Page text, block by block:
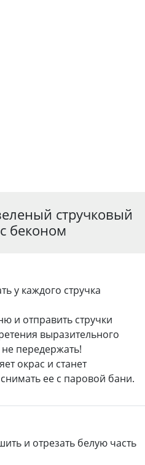
стручковый
беконом
у каждого стручка
и отправить стручки
выразительного
передержать!
окрас и станет
ее с паровой бани.
и отрезать белую часть